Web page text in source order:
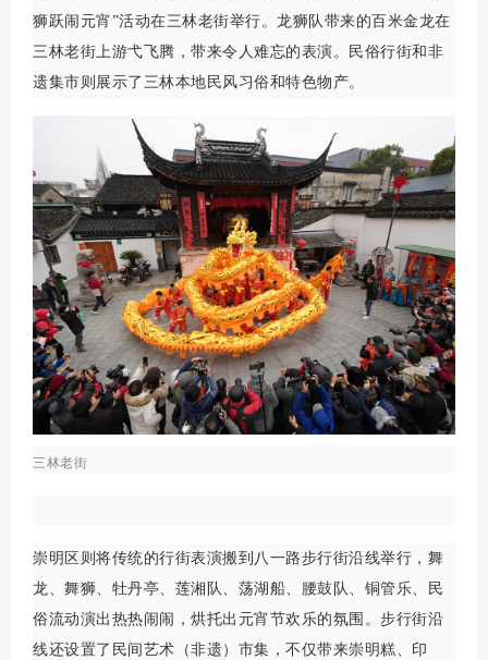
狮跃闹元宵”活动在三林老街举行。龙狮队带来的百米金龙在
三林老街上游弋飞腾，带来令人难忘的表演。民俗行街和非
遗集市则展示了三林本地民风习俗和特色物产。
三林老街
崇明区则将传统的行街表演搬到八一路步行街沿线举行，舞
龙、舞狮、牡丹亭、莲湘队、荡湖船、腰鼓队、铜管乐、民
俗流动演出热热闹闹，烘托出元宵节欢乐的氛围。步行街沿
线还设置了民间艺术（非遗）市集，不仅带来崇明糕、印